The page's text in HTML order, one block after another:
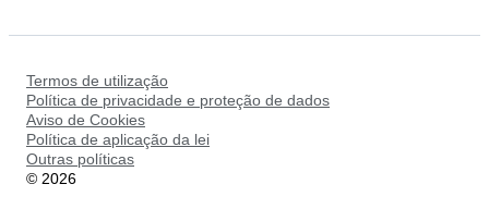
Termos de utilização
Política de privacidade e proteção de dados
Aviso de Cookies
Política de aplicação da lei
Outras políticas
© 2026